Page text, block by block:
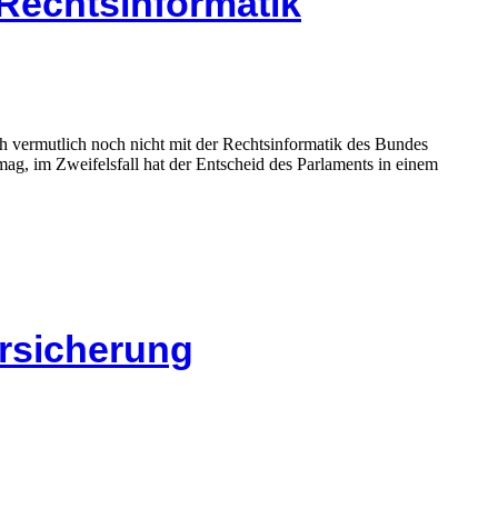
vermutlich noch nicht mit der Rechtsinformatik des Bundes
im Zweifelsfall hat der Entscheid des Parlaments in einem